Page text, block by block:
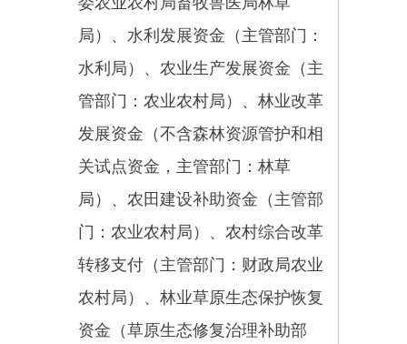
局）、车辆购置税收入补助地方用
于一般公路建设项目资金（支持农
村公路部分，主管部门：交通运输
局）、农村危房改造补助资金（主
老区乡村振兴资金（原中央专项彩
票公益金支持扶贫资金）、常规产
粮大县奖励资金（主管部门：发改
委）、生猪（牛羊）调出大县奖励
资金（省级统筹部分，主管部门：
畜牧兽医局）、农业资源及生态保